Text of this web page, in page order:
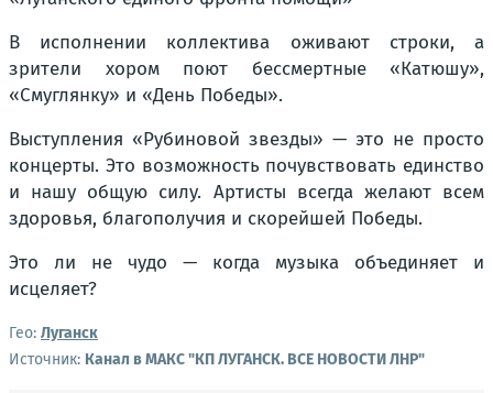
В исполнении коллектива оживают строки, а
зрители хором поют бессмертные «Катюшу»,
«Смуглянку» и «День Победы».
Выступления «Рубиновой звезды» — это не просто
концерты. Это возможность почувствовать единство
и нашу общую силу. Артисты всегда желают всем
здоровья, благополучия и скорейшей Победы.
Это ли не чудо — когда музыка объединяет и
исцеляет?
Гео: Луганск
Источник: Канал в МАКС "КП ЛУГАНСК. ВСЕ НОВОСТИ ЛНР"